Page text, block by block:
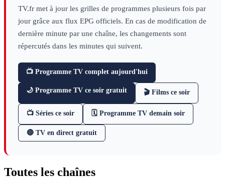
TV.fr met à jour les grilles de programmes plusieurs fois par
jour grâce aux flux EPG officiels. En cas de modification de
dernière minute par une chaîne, les changements sont
répercutés dans les minutes qui suivent.
📺 Programme TV complet aujourd'hui
🌙 Programme TV ce soir gratuit 🎬 Films ce soir
📺 Séries ce soir 🗓 Programme TV demain soir
🔴 TV en direct gratuit
Toutes les chaînes